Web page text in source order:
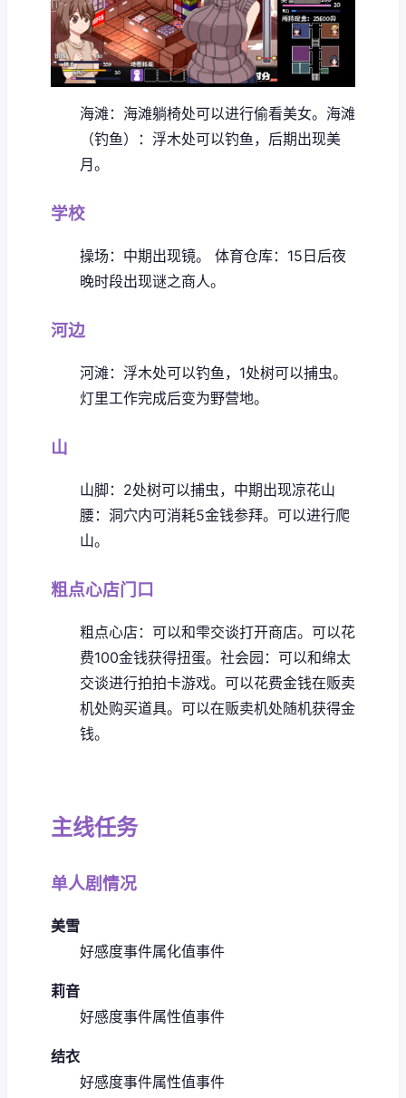
海滩：海滩躺椅处可以进行偷看美女。 海滩
（钓鱼）：浮木处可以钓鱼，后期出现美
月。
学校
操场：中期出现镜。
体育仓库：15日后夜
晚时段出现谜之商人。
河边
河滩：浮木处可以钓鱼，1处树可以捕虫。
灯里工作完成后变为野营地。
山
山脚：2处树可以捕虫，中期出现凉花山
腰：洞穴内可消耗5金钱参拜。可以进行爬
山。
粗点心店门口
粗点心店：可以和雫交谈打开商店。可以花
费100金钱获得扭蛋。 社会园：可以和绵太
交谈进行拍拍卡游戏。可以花费金钱在贩卖
机处购买道具。可以在贩卖机处随机获得金
钱。
主线任务
单人剧情况
美雪
好感度事件属化值事件
莉音
好感度事件属性值事件
结衣
好感度事件属性值事件